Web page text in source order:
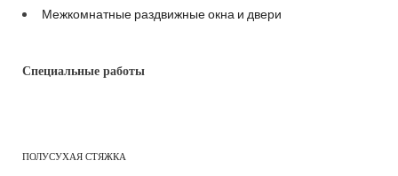
Межкомнатные раздвижные окна и двери
Специальные работы
ПОЛУСУХАЯ СТЯЖКА